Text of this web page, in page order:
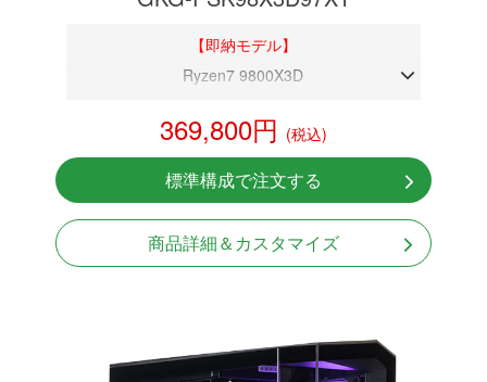
【即納モデル】
Ryzen7 9800X3D
RX 9070 XT 16GB
NVMeSSD 1TB
無線LAN Bluetooth対応
Windows11 Home 64bit
369,800円 (税込)
標準構成で注文する
商品詳細＆カスタマイズ